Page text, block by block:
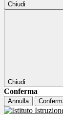
Chiudi
Chiudi
Conferma
Annulla